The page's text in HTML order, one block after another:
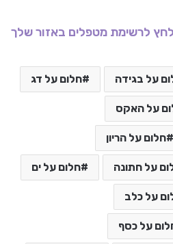
לרשימת מטפלים באזור שלך
על בגידה חלום על דג
על האקס
חלום על הריון
על חתונה חלום על ים
על כלב
על כסף